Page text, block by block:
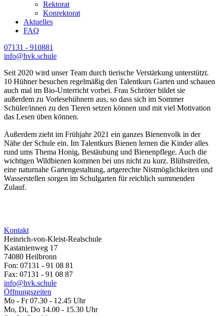
Rektorat
Konrektorat
Aktuelles
FAQ
07131 - 910881
info@hvk.schule
Seit 2020 wird unser Team durch tierische Verstärkung unterstützt.
10 Hühner besuchen regelmäßig den Talentkurs Garten und schauen
auch mal im Bio-Unterricht vorbei. Frau Schröter bildet sie
außerdem zu Vorlesehühnern aus, so dass sich im Sommer
Schüler/innen zu den Tieren setzen können und mit viel Motivation
das Lesen üben können.
Außerdem zieht im Frühjahr 2021 ein ganzes Bienenvolk in der
Nähe der Schule ein. Im Talentkurs Bienen lernen die Kinder alles
rund ums Thema Honig, Bestäubung und Bienenpflege. Auch die
wichtigen Wildbienen kommen bei uns nicht zu kurz. Blühstreifen,
eine naturnahe Gartengestaltung, artgerechte Nistmöglichkeiten und
Wasserstellen sorgen im Schulgarten für reichlich summenden
Zulauf.
Kontakt
Heinrich-von-Kleist-Realschule
Kastanienweg 17
74080 Heilbronn
Fon: 07131 - 91 08 81
Fax: 07131 - 91 08 87
info@hvk.schule
Öffnungszeiten
Mo - Fr 07.30 - 12.45 Uhr
Mo, Di, Do 14.00 - 15.30 Uhr